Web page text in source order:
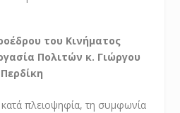
του Κινήματος
Πολιτών κ. Γιώργου
Περδίκη
πλειοψηφία, τη συμφωνία